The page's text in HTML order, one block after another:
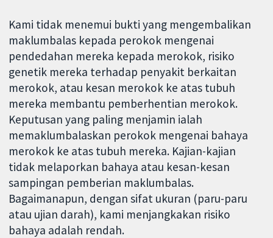
Kami tidak menemui bukti yang mengembalikan
maklumbalas kepada perokok mengenai
pendedahan mereka kepada merokok, risiko
genetik mereka terhadap penyakit berkaitan
merokok, atau kesan merokok ke atas tubuh
mereka membantu pemberhentian merokok.
Keputusan yang paling menjamin ialah
memaklumbalaskan perokok mengenai bahaya
merokok ke atas tubuh mereka. Kajian-kajian
tidak melaporkan bahaya atau kesan-kesan
sampingan pemberian maklumbalas.
Bagaimanapun, dengan sifat ukuran (paru-paru
atau ujian darah), kami menjangkakan risiko
bahaya adalah rendah.